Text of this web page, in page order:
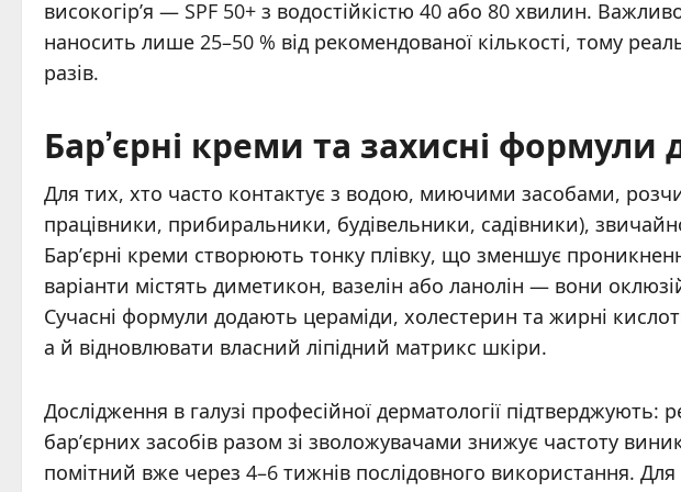
високогір’я — SPF 50+ з водостійкістю 40 або 80 хвилин.
наносить лише 25–50 % від рекомендованої кількості, тому
разів.
Бар’єрні креми та захисні формули
Для тих, хто часто контактує з водою, миючими засобами,
працівники, прибиральники, будівельники, садівники),
Бар’єрні креми створюють тонку плівку, що зменшує
варіанти містять диметикон, вазелін або ланолін — вони
Сучасні формули додають цераміди, холестерин та жирні
а й відновлювати власний ліпідний матрикс шкіри.
Дослідження в галузі професійної дерматології підтверджують:
бар’єрних засобів разом зі зволожувачами знижує частоту
помітний вже через 4–6 тижнів послідовного використання.